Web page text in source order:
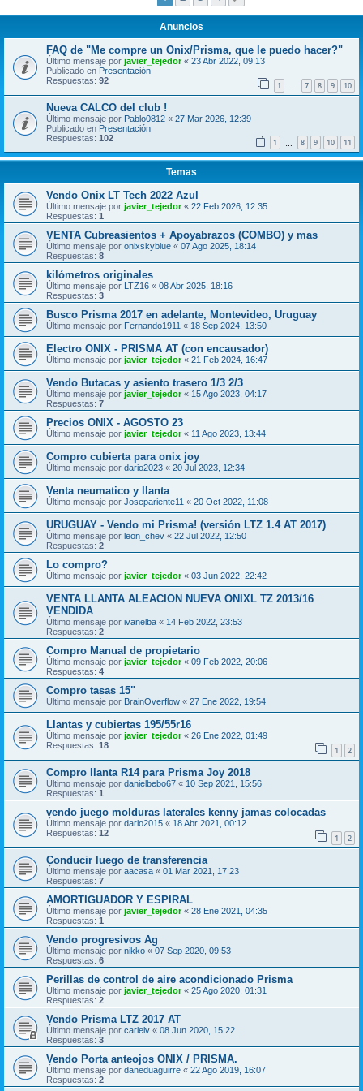
Anuncios
FAQ de "Me compre un Onix/Prisma, que le puedo hacer?"
Último mensaje por javier_tejedor« 23 Abr 2022, 09:13
Publicado en Presentación
Respuestas: 92 1 … 7 8 9 10
Nueva CALCO del club !
Último mensaje por Pablo0812 « 27 Mar 2026, 12:39
Publicado en Presentación
Respuestas: 102 1 8 9 10 11
Temas
Vendo Onix LT Tech 2022 Azul
Último mensaje por javier_tejedor« 22 Feb 2026, 12:35
Respuestas: 1
VENTA Cubreasientos + Apoyabrazos (COMBO) y mas
Último mensaje por onixskyblue « 07 Ago 2025, 18:14
Respuestas: 8
kilómetros originales
Último mensaje por LTZ16 « 08 Abr 2025, 18:16
Respuestas: 3
Busco Prisma 2017 en adelante, Montevideo, Uruguay
Último mensaje por Fernando1911 « 18 Sep 2024, 13:50
Electro ONIX - PRISMA AT (con encausador)
Último mensaje por javier_tejedor« 21 Feb 2024, 16:47
Vendo Butacas y asiento trasero 1/3 2/3
Último mensaje por javier_tejedor« 15 Ago 2023, 04:17
Respuestas: 7
Precios ONIX - AGOSTO 23
Último mensaje por javier_tejedor« 11 Ago 2023, 13:44
Compro cubierta para onix joy
Último mensaje por dario2023 « 20 Jul 2023, 12:34
Venta neumatico y llanta
Último mensaje por Josepariente11 « 20 Oct 2022, 11:08
URUGUAY - Vendo mi Prisma! (versión LTZ 1.4 AT 2017)
Último mensaje por leon_chev « 22 Jul 2022, 12:50
Respuestas: 2
Lo compro?
Último mensaje por javier_tejedor« 03 Jun 2022, 22:42
VENTA LLANTA ALEACION NUEVA ONIXL TZ 2013/16
VENDIDA
Último mensaje por ivanelba « 14 Feb 2022, 23:53
Respuestas: 2
Compro Manual de propietario
Último mensaje por javier_tejedor« 09 Feb 2022, 20:06
Respuestas: 4
Compro tasas 15"
Último mensaje por BrainOverflow « 27 Ene 2022, 19:54
Llantas y cubiertas 195/55r16
Último mensaje por javier_tejedor« 26 Ene 2022, 01:49
Respuestas: 18 1 2
Compro llanta R14 para Prisma Joy 2018
Último mensaje por danielbebo67 « 10 Sep 2021, 15:56
Respuestas: 1
vendo juego molduras laterales kenny jamas colocadas
Último mensaje por dario2015 « 18 Abr 2021, 00:12
Respuestas: 12 1 2
Conducir luego de transferencia
Último mensaje por aacasa « 01 Mar 2021, 17:23
Respuestas: 7
AMORTIGUADOR Y ESPIRAL
Último mensaje por javier_tejedor« 28 Ene 2021, 04:35
Respuestas: 1
Vendo progresivos Ag
Último mensaje por nikko « 07 Sep 2020, 09:53
Respuestas: 6
Perillas de control de aire acondicionado Prisma
Último mensaje por javier_tejedor« 25 Ago 2020, 01:31
Respuestas: 2
Vendo Prisma LTZ 2017 AT
Último mensaje por carielv « 08 Jun 2020, 15:22
Respuestas: 3
Vendo Porta anteojos ONIX / PRISMA.
Último mensaje por daneduaguirre « 22 Ago 2019, 16:07
Respuestas: 2